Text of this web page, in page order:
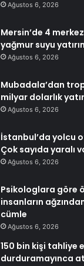
Ağustos 6, 2026
Mersin’de 4
yağmur suyu
Ağustos 6, 2026
Mubadala’dan
milyar dolarlık
Ağustos 6, 2026
İstanbul’da yolcu
Çok sayıda yaralı
Ağustos 6, 2026
Psikologlara göre
insanların
cümle
Ağustos 6, 2026
150 bin kişi tahliye
durduramayınca